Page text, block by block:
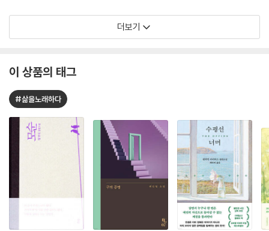
더보기
이 상품의 태그
#삶을노래하다